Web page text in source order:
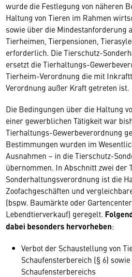
wurde die Festlegung von näheren
Haltung von Tieren im Rahmen
sowie über die Mindestanforderung
Tierheimen, Tierpensionen,
erforderlich. Die Tierschutz-
ersetzt die Tierhaltungs-
Tierheim-Verordnung die mit
Verordnung außer Kraft getreten ist.
Die Bedingungen über die Haltung
einer gewerblichen Tätigkeit war
Tierhaltungs-Gewerbeverordnung
Bestimmungen wurden im
Ausnahmen – in die Tierschutz-
übernommen. In Abschnitt zwei der
Sonderhaltungsverordnung ist die
Zoofachgeschäften und
(bspw. Baumärkte oder
Lebendtierverkauf) geregelt.
dabei besonders hervorheben:
Verbot der Schaustellung von
Schaufensterbereich (§ 6)
Schaufensterbereichs